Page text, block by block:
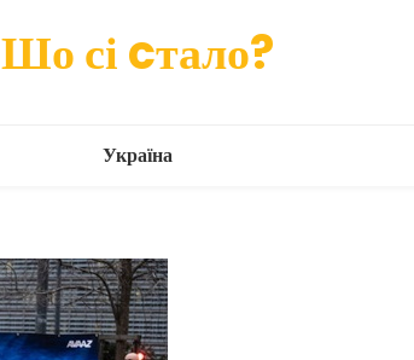
Шо сі cтало?
Україна